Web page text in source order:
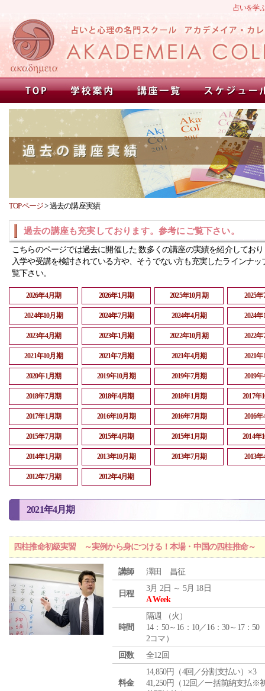
占いを学
TOPページ>過去の講座実績
過去の講座も充実しております。参考にご覧下さい。
こちらのページでは過去に開催した 数多くの講座の実績を紹介してお
入学や受講を検討されている方や、そうでない方も充実したラインナッ
覧下さい。
2026年4月期 2026年1月期 2025年10月期 2025
2024年10月期 2024年7月期 2024年4月期 2024
2023年4月期 2023年1月期 2022年10月期 2022
2021年10月期 2021年7月期 2021年4月期 2021
2020年1月期 2019年10月期 2019年7月期 2019
2018年7月期 2018年4月期 2018年1月期 2017年
2017年1月期 2016年10月期 2016年7月期 2016
2015年7月期 2015年4月期 2015年1月期 2014年
2014年1月期 2013年10月期 2013年7月期 2013
2012年7月期 2012年4月期
2021年4月期
四柱推命初級実習 ～実例から身につける！本場・中国の四柱推命～
講師 澤田 昌征
日程
3月 2日 ～ 5月 18日
A Week
時間
隔週 （火 ）
14：50～16：10／16：30～17：50
2コマ）
回数
全12回
料金
14,850円（4回／分割支払い）×3
41,250円（12回／一括前納支払※